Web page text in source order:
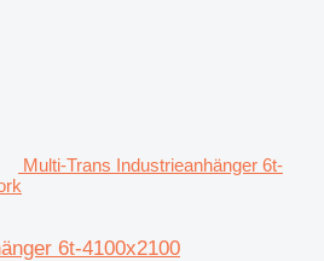
Multi-Trans Industrieanhänger 6t-
6t-4100x2100